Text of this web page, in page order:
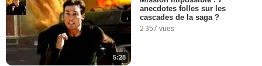
5:28
anecdotes folles sur les
cascades de la saga ?
2 357 vues